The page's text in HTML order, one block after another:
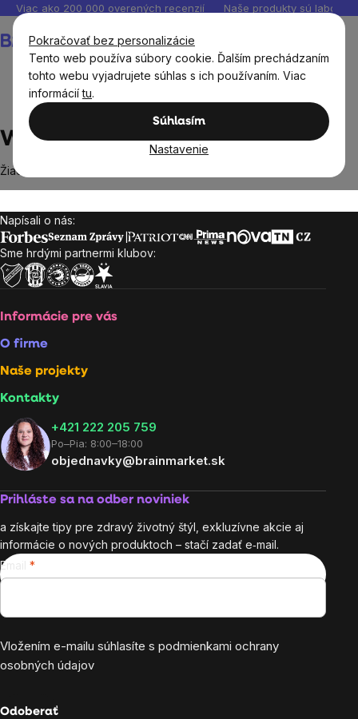
Pokračovať bez personalizácie
Tento web používa súbory cookie. Ďalším prechádzaním
tohto webu vyjadrujete súhlas s ich používaním. Viac
informáciítu.
Súhlasím
Nastavenie
Prejsť
obsah
Viac ako 200 000 overených recenzií Naše produkty sú
košík
Wolfberry
Wolfberry
Žiadne produkty značky
Zápätie
Napísali o nás:
Sme hrdými partnermi klubov:
Informácie pre vás
O firme
Naše projekty
Kontakty
+421 222 205 759
Po–Pia: 8:00–18:00
objednavky@brainmarket.sk
Prihláste sa na odber noviniek
a získajte tipy pre zdravý životný štýl, exkluzívne akcie aj
informácie o nových produktoch – stačí zadať e‑mail.
Email
Vložením e-mailu súhlasíte s podmienkami ochrany
osobných údajov
Odoberať